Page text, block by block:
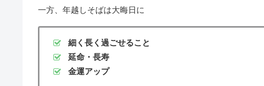
一方、年越しそばは大晦日に
細く長く過ごせること
延命・長寿
金運アップ